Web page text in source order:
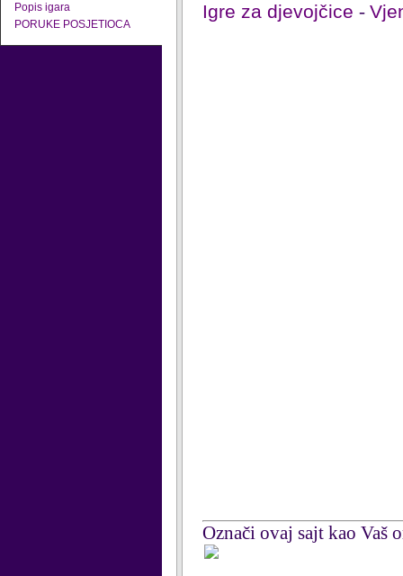
Popis igara
PORUKE POSJETIOCA
Igre za djevojčice -
Označi ovaj sajt kao Vaš